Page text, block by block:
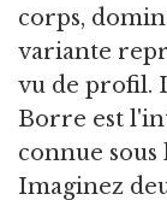
corps,
variante
vu de profil.
Borre est
connue sous
Imaginez